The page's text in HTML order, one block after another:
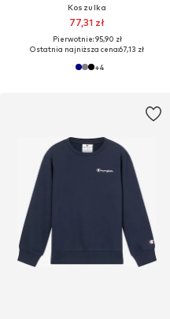
Koszulka
77,31 zł
Pierwotnie: 95,90 zł
Ostatnia najniższa cena:67,13 zł
+4